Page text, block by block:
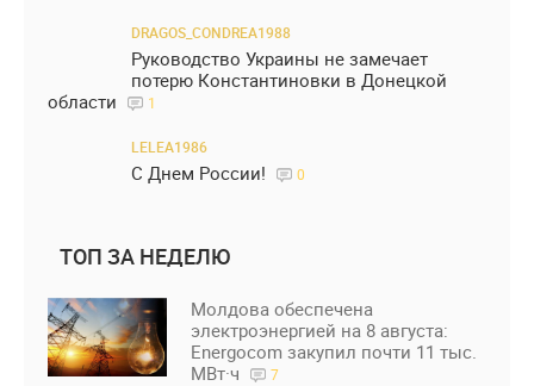
DRAGOS_CONDREA1988
Руководство Украины не замечает
потерю Константиновки в Донецкой
области
1
LELEA1986
С Днем России! 0
ТОП ЗА НЕДЕЛЮ
Молдова обеспечена
электроэнергией на 8 августа:
Energocom закупил почти 11 тыс.
МВт·ч
7